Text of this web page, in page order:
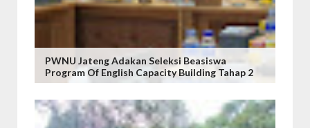
PWNU Jateng Adakan Seleksi Beasiswa
Program Of English Capacity Building Tahap 2